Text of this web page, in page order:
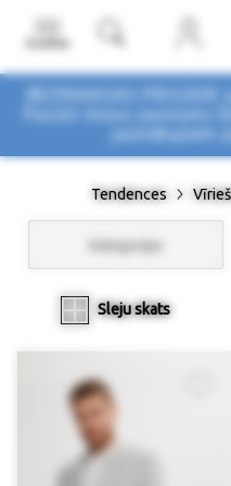
BEZMAKSAS
Pasūti mūsu jaunumu
Tendences
Kategorijas
Sleju skats